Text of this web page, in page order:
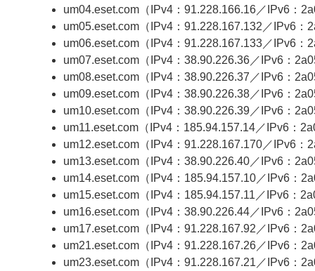
um04.eset.com（IPv4：91.228.166.16／IPv6：
um05.eset.com（IPv4：91.228.167.132／IPv6：
um06.eset.com（IPv4：91.228.167.133／IPv6
um07.eset.com（IPv4：38.90.226.36／IPv6：
um08.eset.com（IPv4：38.90.226.37／IPv6：
um09.eset.com（IPv4：38.90.226.38／IPv6：
um10.eset.com（IPv4：38.90.226.39／IPv6：
um11.eset.com（IPv4：185.94.157.14／IPv6：
um12.eset.com（IPv4：91.228.167.170／IPv6：
um13.eset.com（IPv4：38.90.226.40／IPv6：
um14.eset.com（IPv4：185.94.157.10／IPv6：
um15.eset.com（IPv4：185.94.157.11／IPv6：
um16.eset.com（IPv4：38.90.226.44／IPv6：
um17.eset.com（IPv4：91.228.167.92／IPv6：
um21.eset.com（IPv4：91.228.167.26／IPv6：
um23.eset.com（IPv4：91.228.167.21／IPv6：